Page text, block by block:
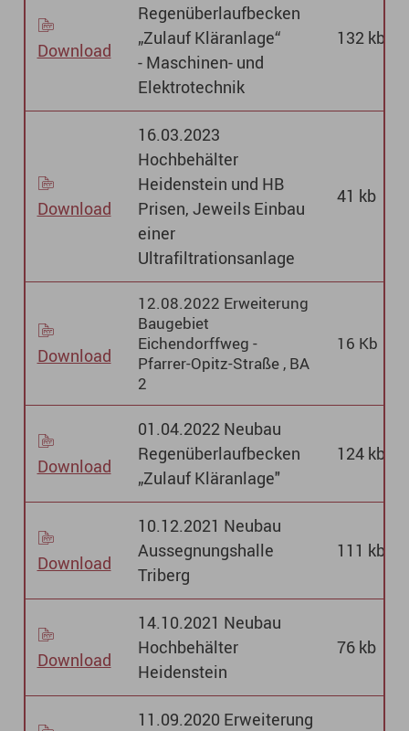
Download
Regenüberlaufbecken
„Zulauf Kläranlage“
- Maschinen- und
Elektrotechnik
132 kb
Download
16.03.2023
Hochbehälter
Heidenstein und HB
Prisen, Jeweils Einbau
einer
Ultrafiltrationsanlage
41 kb
Download
12.08.2022 Erweiterung
Baugebiet
Eichendorffweg -
Pfarrer-Opitz-Straße , BA
2
16 Kb
Download
01.04.2022 Neubau
Regenüberlaufbecken
„Zulauf Kläranlage"
124 kb
Download
10.12.2021 Neubau
Aussegnungshalle
Triberg
111 kb
Download
14.10.2021 Neubau
Hochbehälter
Heidenstein
76 kb
11.09.2020 Erweiterung